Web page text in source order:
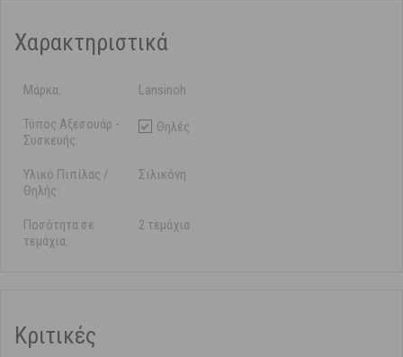
Χαρακτηριστικά
Μάρκα: Lansinoh
Τύπος Αξεσουάρ -
Συσκευής:
Θηλές
Υλικό Πιπίλας /
Θηλής:
Σιλικόνη
Ποσότητα σε
τεμάχια:
2 τεμάχια
Κριτικές